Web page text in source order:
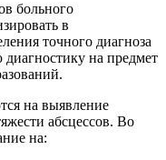
больного
в
точного диагноза
на предмет
на выявление
абсцессов. Во
на: